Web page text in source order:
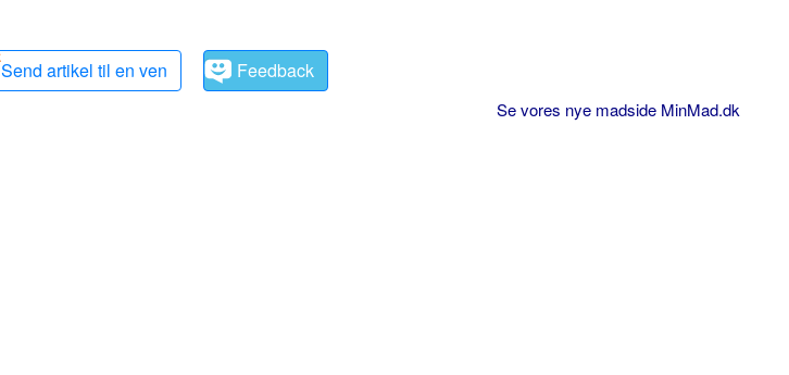
Send artikel til en ven Feedback
Se vores nye madside MinMad.dk